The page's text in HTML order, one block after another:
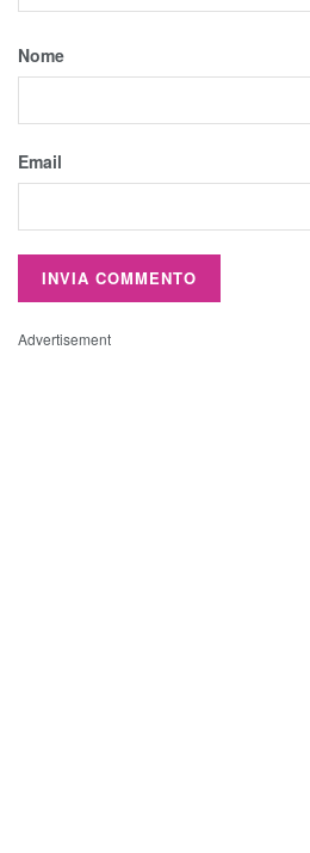
Nome
Email
Advertisement